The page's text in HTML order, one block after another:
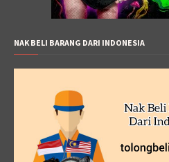
NAK BELI BARANG DARI INDONESIA